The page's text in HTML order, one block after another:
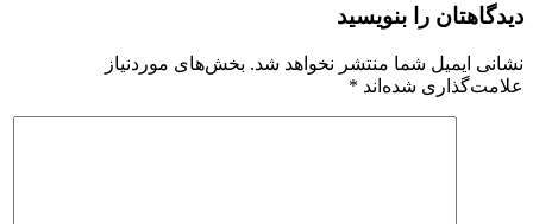
دیدگاهتان را بنویسید
نشانی ایمیل شما منتشر نخواهد شد. بخش‌های موردنیاز
علامت‌گذاری شده‌اند *